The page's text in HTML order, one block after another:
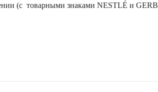
(с товарными знаками NESTLÉ и